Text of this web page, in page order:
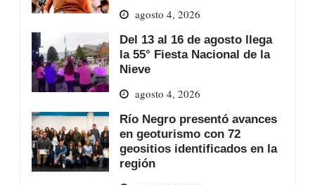
agosto 4, 2026
Del 13 al 16 de agosto llega
la 55° Fiesta Nacional de la
Nieve
agosto 4, 2026
Río Negro presentó avances
en geoturismo con 72
geositios identificados en la
región